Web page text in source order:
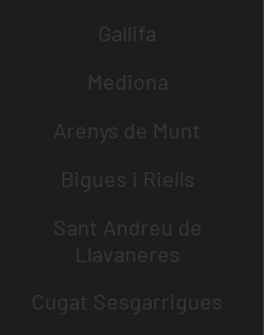
Gallifa
Mediona
Arenys de Munt
Bigues i Riells
Sant Andreu de
Llavaneres
Cugat Sesgarrigues